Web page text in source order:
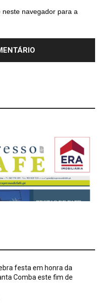
navegador para a
festa em honra da
Comba este fim de